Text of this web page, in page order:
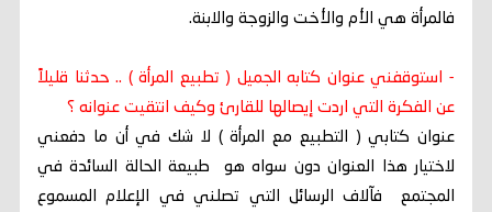
فالمرأة هي الأم والأخت والزوجة والابنة.
- استوقفني عنوان كتابه الجميل ( تطبيع المرأة ) .. حدثنا قليلاً
عن الفكرة التي اردت إيصالها للقارئ وكيف انتقيت عنوانه ؟
عنوان كتابي ( التطبيع مع المرأة ) لا شك في أن ما دفعني
لاختيار هذا العنوان دون سواه هو طبيعة الحالة السائدة في
المجتمع فآلاف الرسائل التي تصلني في الإعلام المسموع